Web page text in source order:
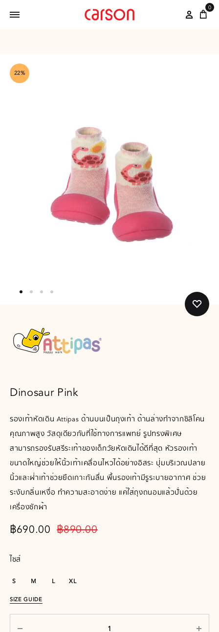
0
22%
Dinosaur Pink
รองเท้าหัดเดิน Attipas ด้านบนเป็นถุงเท้า ด้านล่างทำจากซิลิโคน
คุณภาพสูง วัสดุเดียวกับที่ใช้ทางการแพทย์ รูปทรงพิเศษ
สามารถรองรับสรีระเท้าของเด็กวัยหัดเดินได้ดีที่สุด หัวรองเท้า
ขนาดใหญ่ช่วยให้นิ้วเท้าเคลื่อนไหวได้อย่างอิสระ ปุ่มบริเวณปลาย
นิ้วและฝ่าเท้าช่วยยึดเกาะกันลื่น พื้นรองเท้ามีรูระบายอากาศ ช่วย
ระงับกลิ่นเหงื่อ ทำความสะอาดง่าย แค่ใส่ถุงถนอมแล้วปั่นด้วย
เครื่องซักผ้า
฿690.00 ฿890.00
ไซส์
S M L XL
SIZE GUIDE